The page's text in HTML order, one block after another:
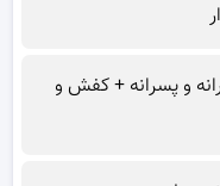
و پسرانه + کفش و